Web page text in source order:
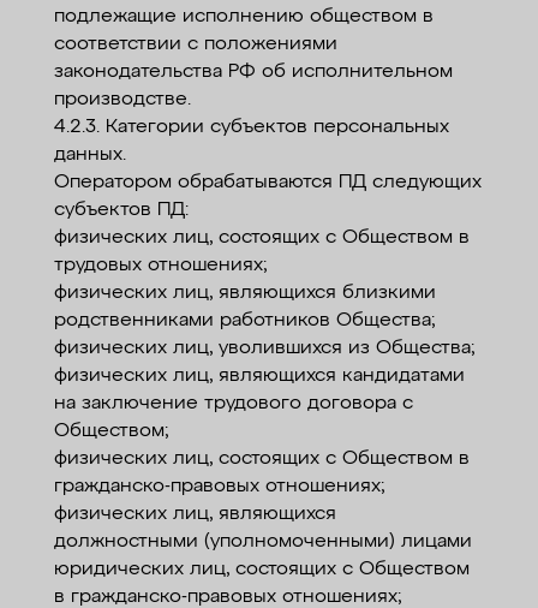
подлежащие исполнению обществом в
соответствии с положениями
законодательства РФ об исполнительном
производстве.
4.2.3. Категории субъектов персональных
данных.
Оператором обрабатываются ПД следующих
субъектов ПД:
физических лиц, состоящих с Обществом в
трудовых отношениях;
физических лиц, являющихся близкими
родственниками работников Общества;
физических лиц, уволившихся из Общества;
физических лиц, являющихся кандидатами
на заключение трудового договора с
Обществом;
физических лиц, состоящих с Обществом в
гражданско-правовых отношениях;
физических лиц, являющихся
должностными (уполномоченными) лицами
юридических лиц, состоящих с Обществом
в гражданско-правовых отношениях;